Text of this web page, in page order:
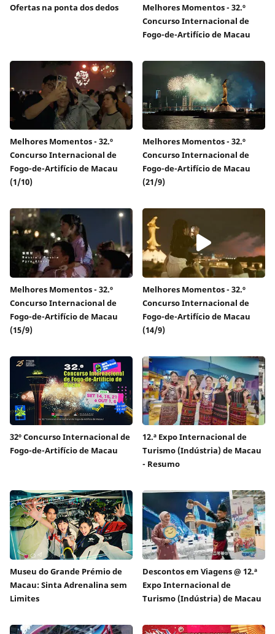
Ofertas na ponta dos dedos
Melhores Momentos - 32.º
Concurso Internacional de
Fogo-de-Artifício de Macau
Melhores Momentos - 32.º
Concurso Internacional de
Fogo-de-Artifício de Macau
(1/10)
Melhores Momentos - 32.º
Concurso Internacional de
Fogo-de-Artifício de Macau
(21/9)
Melhores Momentos - 32.º
Concurso Internacional de
Fogo-de-Artifício de Macau
(15/9)
Melhores Momentos - 32.º
Concurso Internacional de
Fogo-de-Artifício de Macau
(14/9)
32º Concurso Internacional de
Fogo-de-Artifício de Macau
12.ª Expo Internacional de
Turismo (Indústria) de Macau
- Resumo
Museu do Grande Prémio de
Macau: Sinta Adrenalina sem
Limites
Descontos em Viagens @ 12.ª
Expo Internacional de
Turismo (Indústria) de Macau